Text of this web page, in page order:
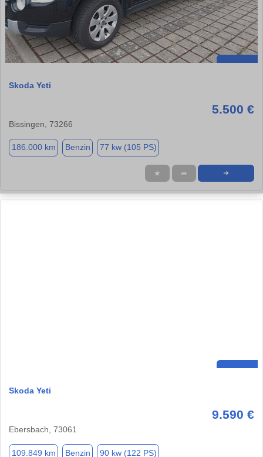
Skoda Yeti
5.500 €
Bissingen, 73266
186.000 km Benzin 77 kw (105 PS)
★ ➦ ➜
Skoda Yeti
9.590 €
Ebersbach, 73061
109.849 km Benzin 90 kw (122 PS)